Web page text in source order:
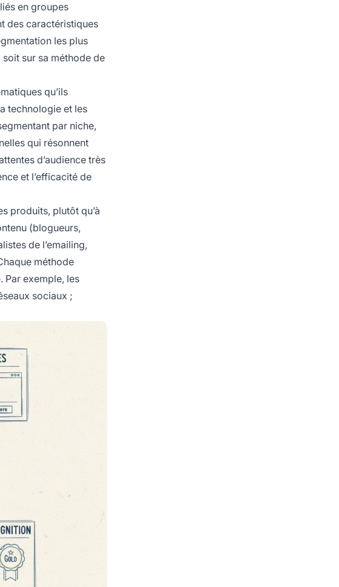
en groupes
des caractéristiques
les plus
sur sa méthode de
qu’ils
technologie et les
par niche,
qui résonnent
d’audience très
et l’efficacité de
produits, plutôt qu’à
(blogueurs,
de l’emailing,
méthode
Par exemple, les
sociaux ;